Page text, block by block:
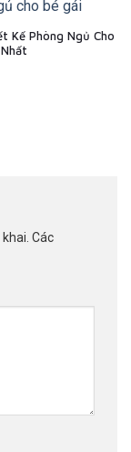
Kế Phòng Ngủ Cho
Các